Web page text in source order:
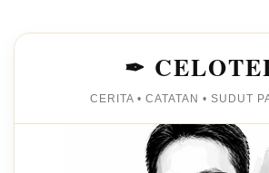
✒
CERITA • CATATAN • SUDUT